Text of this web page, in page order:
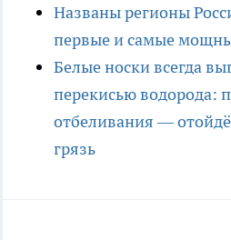
Названы регионы
первые и самые
Белые носки всегда
перекисью водорода:
отбеливания —
грязь